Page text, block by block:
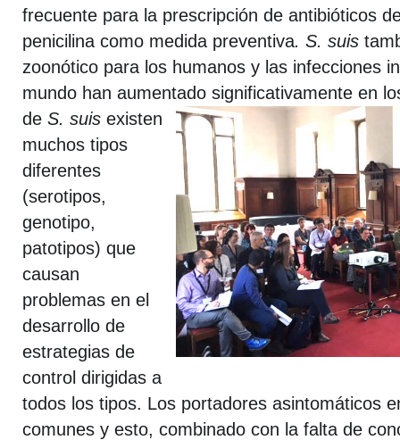
frecuente para la prescripción de antibióticos
penicilina como medida preventiva. S. suis
zoonótico para los humanos y las infecciones
mundo han aumentado significativamente en
de S. suis existen
muchos tipos
diferentes
(serotipos,
genotipo,
patotipos) que
causan
problemas en el
desarrollo de
estrategias de
control dirigidas a
todos los tipos. Los portadores asintomáticos
comunes y esto, combinado con la falta de